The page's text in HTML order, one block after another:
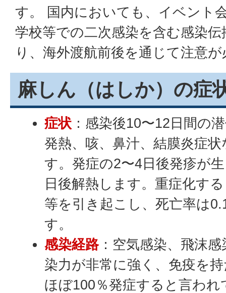
す。 国内においても、イベント
学校等での二次感染を含む感染
り、海外渡航前後を通じて注意
麻しん（はしか）の症
症状 ：感染後10〜12日間の
発熱、咳、鼻汁、結膜炎症
す。発症の2〜4日後発疹が
日後解熱します。重症化す
等を引き起こし、死亡率は
す。
感染経路：空気感染、飛沫
染力が非常に強く、免疫を
ほぼ100％発症すると言われ